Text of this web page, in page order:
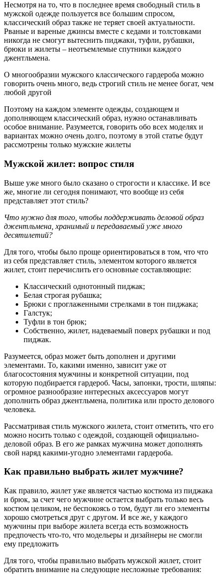
Несмотря на то, что в последнее время свободный стиль в
мужской одежде пользуется все большим спросом,
классический образ также не теряет своей актуальности.
Рваные и вареные джинсы вместе с кедами и толстовками
никогда не смогут вытеснить пиджаки, туфли, рубашки,
брюки и жилеты – неотъемлемые спутники каждого
джентльмена.
О многообразии мужского классического гардероба можно
говорить очень много, ведь строгий стиль не менее богат, чем
любой другой
Поэтому на каждом элементе одежды, создающем и
дополняющем классический образ, нужно останавливать
особое внимание. Разумеется, говорить обо всех моделях и
вариантах можно очень долго, поэтому в этой статье будут
рассмотрены только мужские жилеты
Мужской жилет: вопрос стиля
Выше уже много было сказано о строгости и классике. И все
же, многие ли сегодня понимают, что вообще из себя
представляет этот стиль?
Что нужно для того, чтобы поддерживать деловой образ
джентльмена, хранимый и передаваемый уже много
десятилетий?
Для того, чтобы было проще ориентироваться в том, что что
из себя представляет стиль, элементом которого является
жилет, стоит перечислить его основные составляющие:
Классический однотонный пиджак;
Белая строгая рубашка;
Брюки с проглаженными стрелками в тон пиджака;
Галстук;
Туфли в тон брюк;
Собственно, жилет, надеваемый поверх рубашки и под
пиджак.
Разумеется, образ может быть дополнен и другими
элементами. То, какими именно, зависит уже от
благосостояния мужчины и конкретной ситуации, под
которую подбирается гардероб. Часы, запонки, трости, шляпы:
огромное разнообразие интересных аксессуаров могут
дополнить образ джентльмена, политика или просто делового
человека.
Рассматривая стиль мужского жилета, стоит отметить, что его
можно носить только с одеждой, создающей официально-
деловой образ. В его же рамках мужчина может дополнять
свой наряд какими-угодно элементами гардероба.
Как правильно выбрать жилет мужчине?
Как правило, жилет уже является частью костюма из пиджака
и брюк, за счет чего мужчине остается выбрать только весь
костюм целиком, не беспокоясь о том, будут ли его элементы
хорошо смотреться друг с другом. И все же, у каждого
мужчины при выборе жилета всегда есть возможность
предпочесть что-то, что модельеры и дизайнеры не смогли
ему предложить
Для того, чтобы правильно выбрать мужской жилет, стоит
обратить внимание на следующие несложные требования: